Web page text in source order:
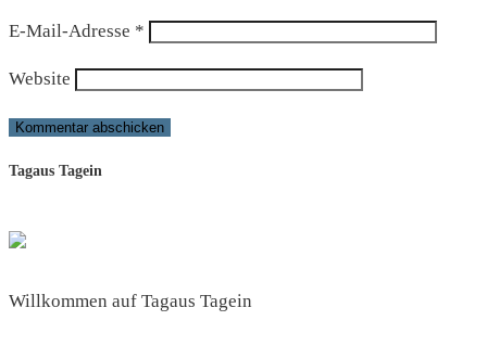
E-Mail-Adresse *
Website
Tagaus Tagein
Willkommen auf Tagaus Tagein